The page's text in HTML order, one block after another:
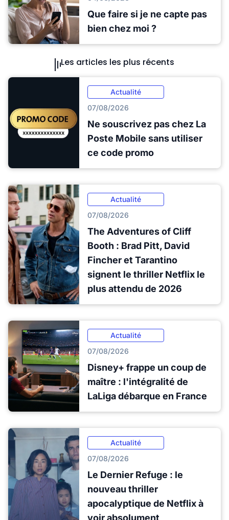
Que faire si je ne capte pas
bien chez moi ?
Les articles les plus récents
Actualité
07/08/2026
Ne souscrivez pas chez La
Poste Mobile sans utiliser
ce code promo
Actualité
07/08/2026
The Adventures of Cliff
Booth : Brad Pitt, David
Fincher et Tarantino
signent le thriller Netflix le
plus attendu de 2026
Actualité
07/08/2026
Disney+ frappe un coup de
maître : l'intégralité de
LaLiga débarque en France
Actualité
07/08/2026
Le Dernier Refuge : le
nouveau thriller
apocalyptique de Netflix à
voir absolument